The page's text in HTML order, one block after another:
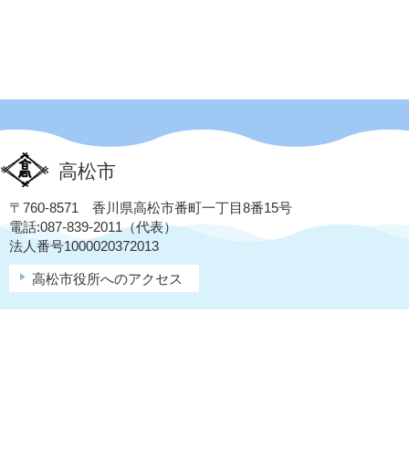
高松市
〒760-8571 香川県高松市番町一丁目8番15号
電話:087-839-2011（代表）
法人番号1000020372013
高松市役所へのアクセス